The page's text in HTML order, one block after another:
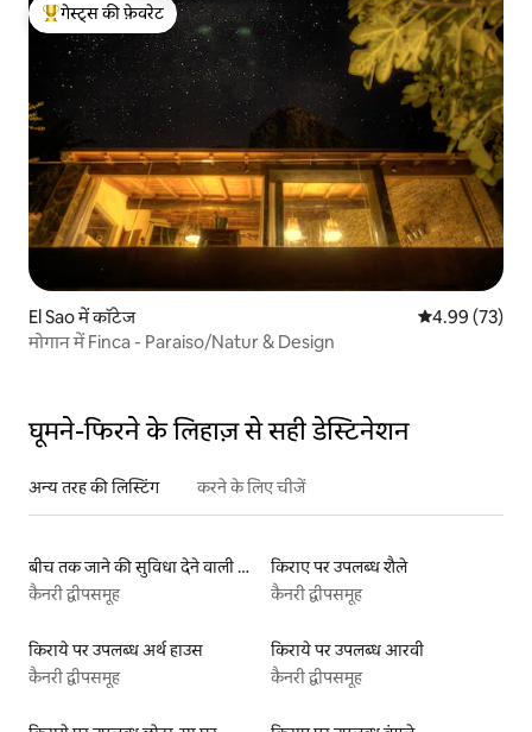
गेस्ट्स का टॉप फ़ेवरेट
गेस्ट्स की फ़ेवरेट
El Sao में कॉटेज औसत रेटिंग 5 में
4.99 (73)
मोगान में Finca - Paraiso/Natur & Design
घूमने-फिरने के लिहाज़ से सही डेस्टिनेशन
अन्य तरह की लिस्टिंग करने के लिए चीजें
बीच तक जाने की सुविधा देने वाली किराये पर उपलब्ध लिस्टिंग
कैनरी द्वीपसमूह
किराए पर उपलब्ध शैले
कैनरी द्वीपसमूह
किराये पर उपलब्ध अर्थ हाउस
कैनरी द्वीपसमूह
किराये पर उपलब्ध आरवी
कैनरी द्वीपसमूह